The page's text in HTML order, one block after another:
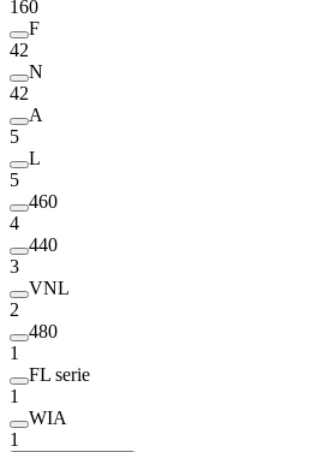
160
F
42
N
42
A
5
L
5
460
4
440
3
VNL
2
480
1
FL serie
1
WIA
1